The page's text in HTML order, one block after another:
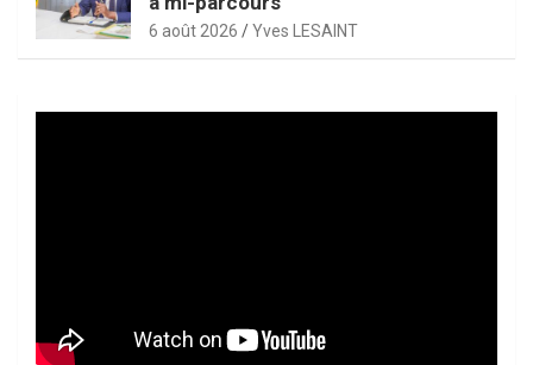
6 août 2026 Yves LESAINT